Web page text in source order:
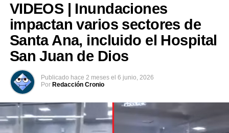
VIDEOS | Inundaciones
impactan varios sectores de
Santa Ana, incluido el Hospital
San Juan de Dios
Publicado hace 2 meses el 6 junio, 2026
Por Redacción Cronio